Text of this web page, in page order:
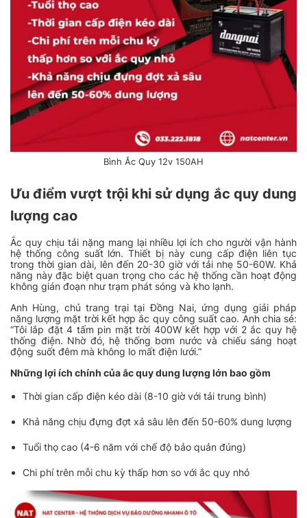
Bình Ắc Quy 12v 150AH
Ưu điểm vượt trội khi sử dụng ắc quy dung
lượng cao
Ắc quy chịu tải nặng mang lại nhiều lợi ích cho người vận hành
hệ thống công suất lớn. Thiết bị này cung cấp điện liên tục
trong thời gian dài, lên đến 20-30 giờ với tải nhẹ 50-60W. Khả
năng này đặc biệt quan trọng cho các hệ thống cần hoạt động
không gián đoạn như trạm phát sóng và kho lạnh.
Anh Hùng, chủ trang trại tại Đồng Nai, ứng dụng giải pháp
năng lượng mặt trời kết hợp ắc quy công suất cao. Anh chia sẻ:
“Tôi lắp đặt 4 tấm pin mặt trời 400W kết hợp với 2 ắc quy hệ
thống điện. Nhờ đó, hệ thống bơm nước và chiếu sáng hoạt
động suốt đêm mà không lo mất điện lưới.”
Những lợi ích chính của ắc quy dung lượng lớn bao gồm
Thời gian cấp điện kéo dài (8-10 giờ với tải trung bình)
Khả năng chịu đựng đợt xả sâu lên đến 50-60% dung lượng
Tuổi thọ cao (4-6 năm với chế độ bảo quản đúng)
Chi phí trên mỗi chu kỳ thấp hơn so với ắc quy nhỏ